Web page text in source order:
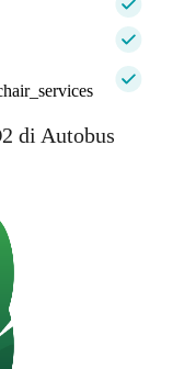
di Autobus